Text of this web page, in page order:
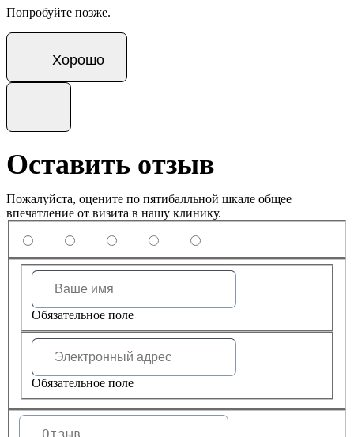
Попробуйте позже.
Хорошо
Оставить отзыв
Пожалуйста, оцените по пятибалльной шкале общее
впечатление от визита в нашу клинику.
Обязательное поле
Обязательное поле